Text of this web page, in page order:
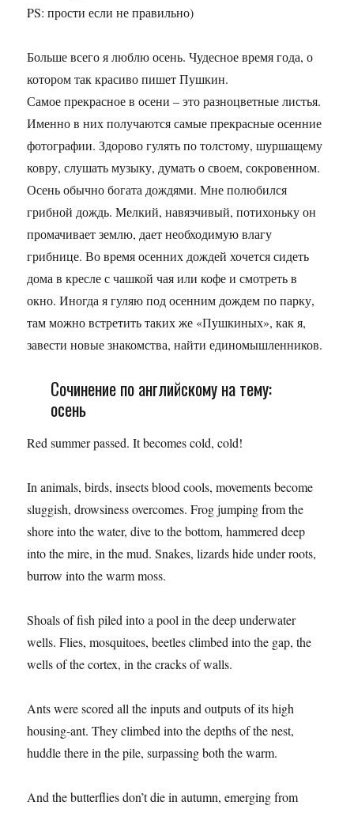
PS: прости если не правильно)
Больше всего я люблю осень. Чудесное время года, о
котором так красиво пишет Пушкин.
Самое прекрасное в осени – это разноцветные листья.
Именно в них получаются самые прекрасные осенние
фотографии. Здорово гулять по толстому, шуршащему
ковру, слушать музыку, думать о своем, сокровенном.
Осень обычно богата дождями. Мне полюбился
грибной дождь. Мелкий, навязчивый, потихоньку он
промачивает землю, дает необходимую влагу
грибнице. Во время осенних дождей хочется сидеть
дома в кресле с чашкой чая или кофе и смотреть в
окно. Иногда я гуляю под осенним дождем по парку,
там можно встретить таких же «Пушкиных», как я,
завести новые знакомства, найти единомышленников.
Сочинение по английскому на тему:
осень
Red summer passed. It becomes cold, cold!
In animals, birds, insects blood cools, movements become
sluggish, drowsiness overcomes. Frog jumping from the
shore into the water, dive to the bottom, hammered deep
into the mire, in the mud. Snakes, lizards hide under roots,
burrow into the warm moss.
Shoals of fish piled into a pool in the deep underwater
wells. Flies, mosquitoes, beetles climbed into the gap, the
wells of the cortex, in the cracks of walls.
Ants were scored all the inputs and outputs of its high
housing-ant. They climbed into the depths of the nest,
huddle there in the pile, surpassing both the warm.
And the butterflies don’t die in autumn, emerging from